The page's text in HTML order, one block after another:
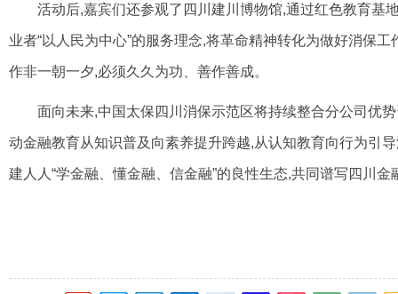
活动后,嘉宾们还参观了四川建川博物馆,通过红色教育基
业者“以人民为中心”的服务理念,将革命精神转化为做好消保
作非一朝一夕,必须久久为功、善作善成。
面向未来,中国太保四川消保示范区将持续整合分公司优
动金融教育从知识普及向素养提升跨越,从认知教育向行为引
建人人“学金融、懂金融、信金融”的良性生态,共同谱写四川金